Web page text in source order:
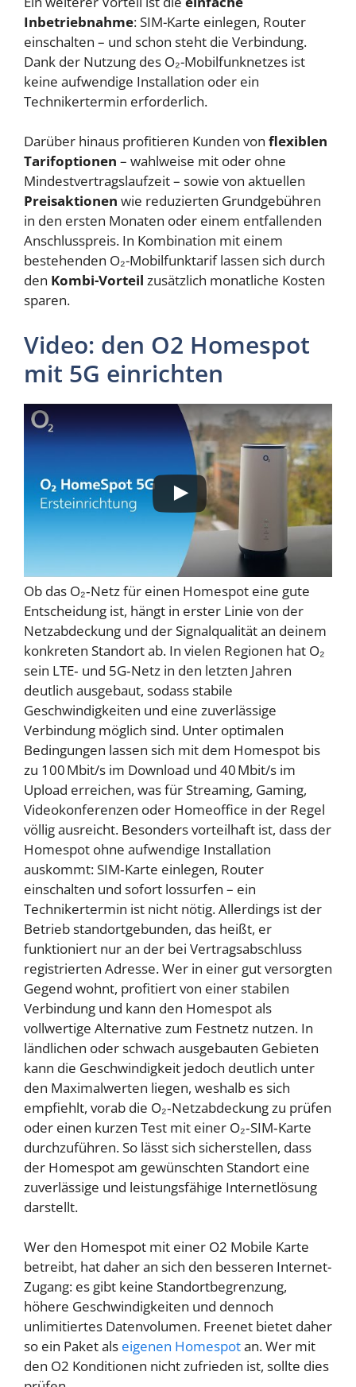
Inbetriebnahme: SIM-Karte einlegen, Router
einschalten – und schon steht die Verbindung.
Dank der Nutzung des O₂-Mobilfunknetzes ist
keine aufwendige Installation oder ein
Technikertermin erforderlich.
Darüber hinaus profitieren Kunden von flexiblen
Tarifoptionen – wahlweise mit oder ohne
Mindestvertragslaufzeit – sowie von aktuellen
Preisaktionen wie reduzierten Grundgebühren
in den ersten Monaten oder einem entfallenden
Anschlusspreis. In Kombination mit einem
bestehenden O₂-Mobilfunktarif lassen sich durch
den Kombi-Vorteil zusätzlich monatliche Kosten
sparen.
Video: den O2 Homespot
mit 5G einrichten
Ob das O₂‑Netz für einen Homespot eine gute
Entscheidung ist, hängt in erster Linie von der
Netzabdeckung und der Signalqualität an deinem
konkreten Standort ab. In vielen Regionen hat O₂
sein LTE‑ und 5G‑Netz in den letzten Jahren
deutlich ausgebaut, sodass stabile
Geschwindigkeiten und eine zuverlässige
Verbindung möglich sind. Unter optimalen
Bedingungen lassen sich mit dem Homespot bis
zu 100 Mbit/s im Download und 40 Mbit/s im
Upload erreichen, was für Streaming, Gaming,
Videokonferenzen oder Homeoffice in der Regel
völlig ausreicht. Besonders vorteilhaft ist, dass der
Homespot ohne aufwendige Installation
auskommt: SIM‑Karte einlegen, Router
einschalten und sofort lossurfen – ein
Technikertermin ist nicht nötig. Allerdings ist der
Betrieb standortgebunden, das heißt, er
funktioniert nur an der bei Vertragsabschluss
registrierten Adresse. Wer in einer gut versorgten
Gegend wohnt, profitiert von einer stabilen
Verbindung und kann den Homespot als
vollwertige Alternative zum Festnetz nutzen. In
ländlichen oder schwach ausgebauten Gebieten
kann die Geschwindigkeit jedoch deutlich unter
den Maximalwerten liegen, weshalb es sich
empfiehlt, vorab die O₂‑Netzabdeckung zu prüfen
oder einen kurzen Test mit einer O₂‑SIM‑Karte
durchzuführen. So lässt sich sicherstellen, dass
der Homespot am gewünschten Standort eine
zuverlässige und leistungsfähige Internetlösung
darstellt.
Wer den Homespot mit einer O2 Mobile Karte
betreibt, hat daher an sich den besseren Internet-
Zugang: es gibt keine Standortbegrenzung,
höhere Geschwindigkeiten und dennoch
unlimitiertes Datenvolumen. Freenet bietet daher
so ein Paket als eigenen Homespotan. Wer mit
den O2 Konditionen nicht zufrieden ist, sollte dies